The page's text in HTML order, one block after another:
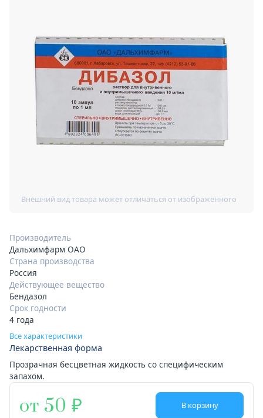
Производитель
Дальхимфарм ОАО
Страна производства
Россия
Действующее вещество
Бендазол
Срок годности
4 года
Все характеристики
Лекарственная форма
Прозрачная бесцветная жидкость со специфическим
запахом.
от 50 В корзину